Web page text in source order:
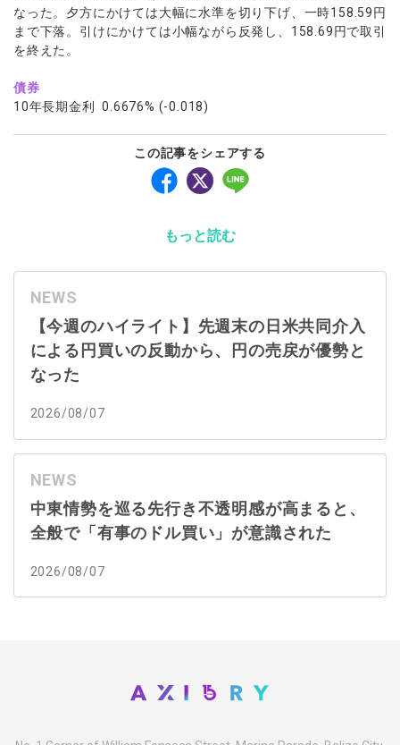
なった。夕方にかけては大幅に水準を切り下げ、一時158.59円
まで下落。引けにかけては小幅ながら反発し、158.69円で取引
を終えた。
債券
10年長期金利 0.6676% (-0.018)
この記事をシェアする
もっと読む
NEWS
【今週のハイライト】先週末の日米共同介入
による円買いの反動から、円の売戻が優勢と
なった
2026/08/07
NEWS
中東情勢を巡る先行き不透明感が高まると、
全般で「有事のドル買い」が意識された
2026/08/07